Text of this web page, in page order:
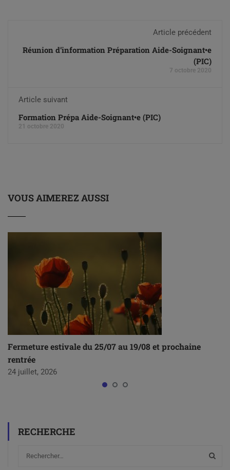
Article précédent
Réunion d’information Préparation Aide-Soignant•e
(PIC)
7 octobre 2020
Article suivant
Formation Prépa Aide-Soignant•e (PIC)
21 octobre 2020
VOUS AIMEREZ AUSSI
Fermeture estivale du 25/07 au 19/08 et prochaine
rentrée
24 juillet, 2026
RECHERCHE